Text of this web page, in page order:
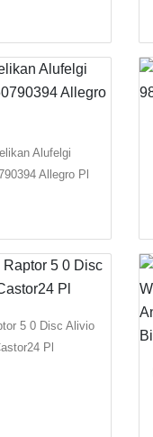
Alufelgi
Allegro Pl
5 0 Disc Alivio
Pl